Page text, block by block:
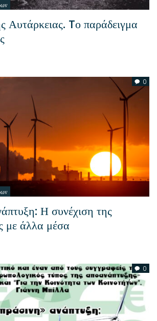
Αυτάρκειας. Tο παράδειγμα
0
Η συνέχιση της
με άλλα μέσα
0